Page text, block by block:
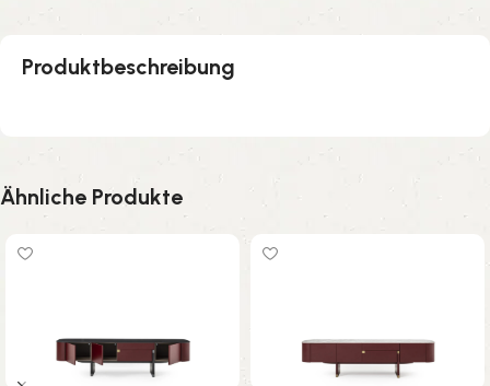
Produktbeschreibung
Ähnliche Produkte